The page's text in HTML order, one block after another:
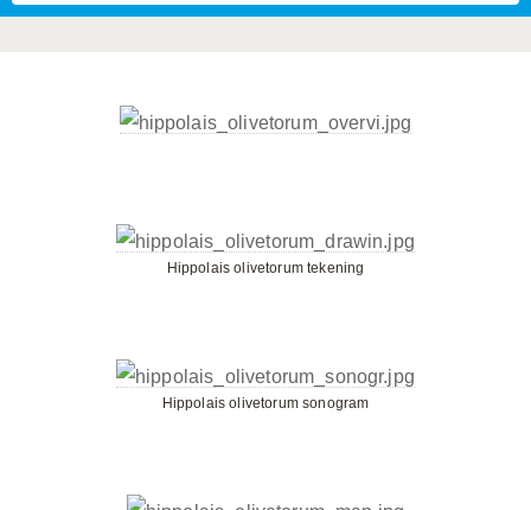
Hippolais olivetorum tekening
Hippolais olivetorum sonogram